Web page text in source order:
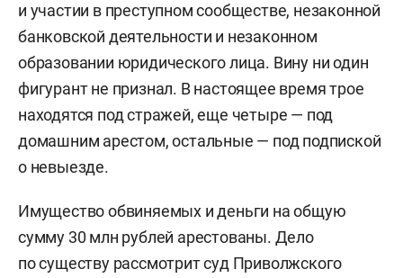
и участии в преступном сообществе, незаконной
банковской деятельности и незаконном
образовании юридического лица. Вину ни один
фигурант не признал. В настоящее время трое
находятся под стражей, еще четыре — под
домашним арестом, остальные — под подпиской
о невыезде.
Имущество обвиняемых и деньги на общую
сумму 30 млн рублей арестованы. Дело
по существу рассмотрит суд Приволжского